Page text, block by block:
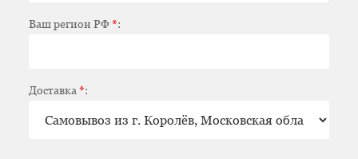
Ваш регион РФ*:
Доставка*: